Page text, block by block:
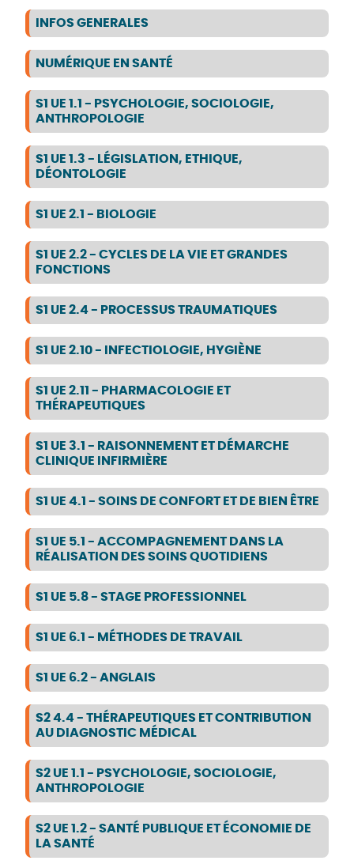
INFOS GENERALES
NUMÉRIQUE EN SANTÉ
S1 UE 1.1 - PSYCHOLOGIE, SOCIOLOGIE,
ANTHROPOLOGIE
S1 UE 1.3 - LÉGISLATION, ETHIQUE,
DÉONTOLOGIE
S1 UE 2.1 - BIOLOGIE
S1 UE 2.2 - CYCLES DE LA VIE ET GRANDES
FONCTIONS
S1 UE 2.4 - PROCESSUS TRAUMATIQUES
S1 UE 2.10 - INFECTIOLOGIE, HYGIÈNE
S1 UE 2.11 - PHARMACOLOGIE ET
THÉRAPEUTIQUES
S1 UE 3.1 - RAISONNEMENT ET DÉMARCHE
CLINIQUE INFIRMIÈRE
S1 UE 4.1 - SOINS DE CONFORT ET DE BIEN ÊTRE
S1 UE 5.1 - ACCOMPAGNEMENT DANS LA
RÉALISATION DES SOINS QUOTIDIENS
S1 UE 5.8 - STAGE PROFESSIONNEL
S1 UE 6.1 - MÉTHODES DE TRAVAIL
S1 UE 6.2 - ANGLAIS
S2 4.4 - THÉRAPEUTIQUES ET CONTRIBUTION
AU DIAGNOSTIC MÉDICAL
S2 UE 1.1 - PSYCHOLOGIE, SOCIOLOGIE,
ANTHROPOLOGIE
S2 UE 1.2 - SANTÉ PUBLIQUE ET ÉCONOMIE DE
LA SANTÉ